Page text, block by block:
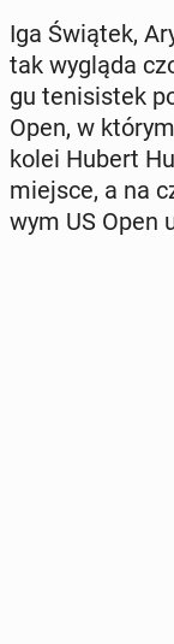
Iga Świątek,
tak wygląda
gu te­ni­si­stek
Open, w
kolei Hubert
miejsce, a na
wym US Open